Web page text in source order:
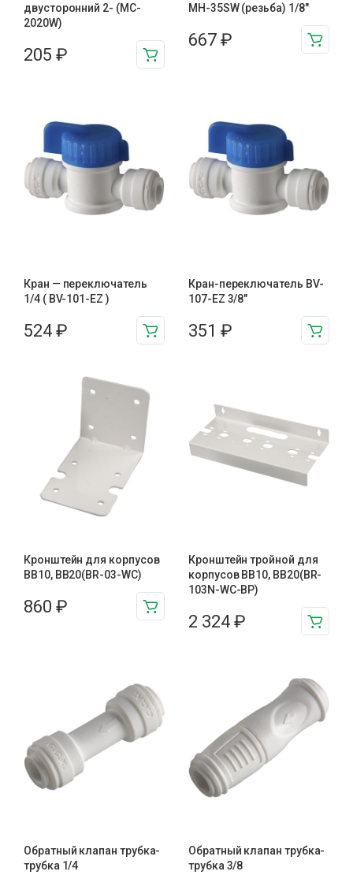
двусторонний 2- (MC-
2020W)
205 ₽
MH-35SW (резьба) 1/8"
667 ₽
Кран — переключатель
1/4 ( BV-101-EZ )
524 ₽
Кран-переключатель BV-
107-EZ 3/8"
351 ₽
Кронштейн для корпусов
BB10, BB20(BR-03-WC)
860 ₽
Кронштейн тройной для
корпусов BB10, BB20(BR-
103N-WC-BP)
2 324 ₽
Обратный клапан трубка-
трубка 1/4
Обратный клапан трубка-
трубка 3/8